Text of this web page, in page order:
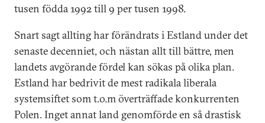
tusen födda 1992 till 9 per tusen 1998.
Snart sagt allting har förändrats i Estland under det
senaste decenniet, och nästan allt till bättre, men
landets avgörande fördel kan sökas på olika plan.
Estland har bedrivit de mest radikala liberala
systemsiftet som t.o.m överträffade konkurrenten
Polen. Inget annat land genomförde en så drastisk